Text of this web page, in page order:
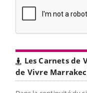
Les Carnets de
de Vivre